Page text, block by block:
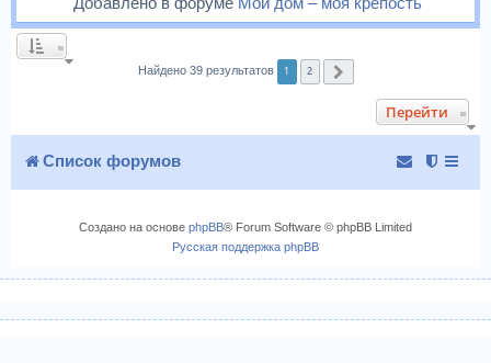
Найдено 39 результатов 1 2
Перейти
Список форумов
Создано на основе phpBB® Forum Software © phpBB Limited
Русская поддержка phpBB